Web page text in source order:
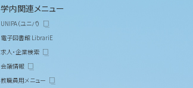
学内関連メニュー
UNIPA（ユニパ）
電子図書館 LibrariE
求人・企業検索
会議情報
教職員用メニュー